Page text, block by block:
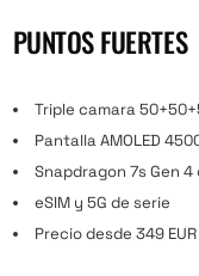
PUNTOS FUERTES
Triple camara
Pantalla AMOLED
Snapdragon 7s Gen
eSIM y 5G de serie
Precio desde 349